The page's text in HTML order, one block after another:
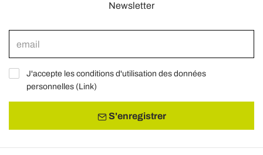
Newsletter
J'accepte les conditions d'utilisation des données
personnelles (Link)
S'enregistrer